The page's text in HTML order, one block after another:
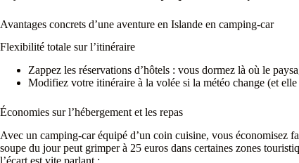
Avantages concrets d’une aventure en Islande en camping-car
Flexibilité totale sur l’itinéraire
Zappez les réservations d’hôtels : vous dormez là où le
Modifiez votre itinéraire à la volée si la météo change (et elle
Économies sur l’hébergement et les repas
Avec un camping-car équipé d’un coin cuisine, vous économisez
soupe du jour peut grimper à 25 euros dans certaines zones
l’écart est vite parlant :